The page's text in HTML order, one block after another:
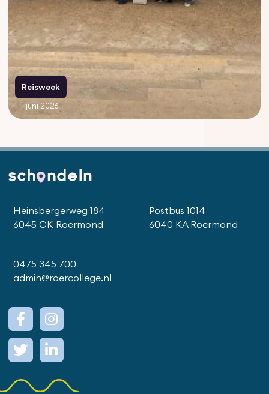
Reisweek
1 juni 2026
Heinsbergerweg 184
6045 CK Roermond
Postbus 1014
6040 KA Roermond
0475 345 700
admin@roercollege.nl